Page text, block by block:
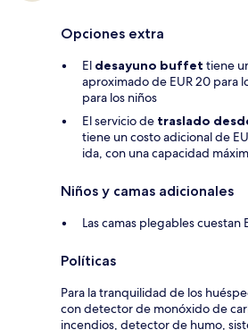
Opciones extra
El desayuno buffet tiene
aproximado de EUR 20 para
para los niños
El servicio de traslado
tiene un costo adicional de
ida, con una capacidad
Niños y camas adicionales
Las camas plegables cuestan
Políticas
Para la tranquilidad de los
con detector de monóxido de
incendios, detector de humo,